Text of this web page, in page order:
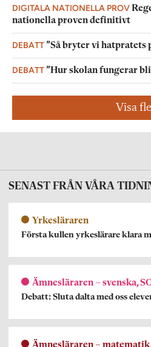
DIGITALA NATIONELLA PROV
nationella proven definitivt
DEBATT”Så bryter vi hatpratets
DEBATT”Hur skolan fungerar
Visa
SENAST FRÅN VÅRA
Yrkesläraren
Första kullen yrkeslärare klara
Ämnesläraren – svenska,
Debatt: Sluta dalta med oss
Ämnesläraren –